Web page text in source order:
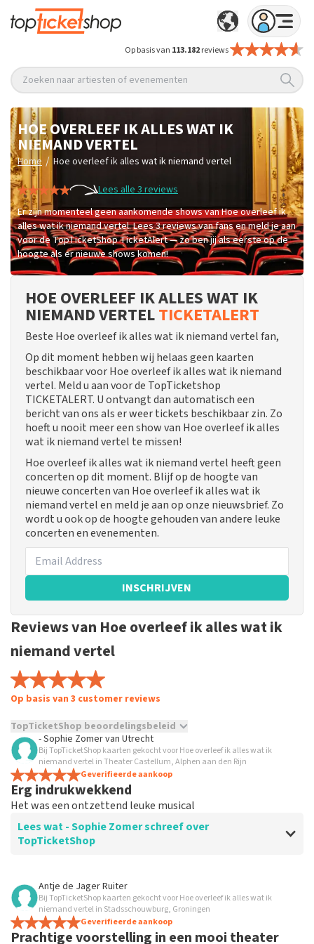
Op basis van 113.182reviews
Zoeken naar artiesten of evenementen
HOE OVERLEEF IK ALLES WAT IK
NIEMAND VERTEL
Home / Hoe overleef ik alles wat ik niemand vertel
Lees alle 3 reviews
Er zijn momenteel geen aankomende shows van Hoe overleef ik
alles wat ik niemand vertel. Lees 3 reviews van fans en meld je aan
voor de TopTicketShop TicketAlert — zo ben jij als eerste op de
hoogte als er nieuwe shows komen!
HOE OVERLEEF IK ALLES WAT IK
NIEMAND VERTELTICKETALERT
Beste Hoe overleef ik alles wat ik niemand vertel fan,
Op dit moment hebben wij helaas geen kaarten
beschikbaar voor Hoe overleef ik alles wat ik niemand
vertel. Meld u aan voor de TopTicketshop
TICKETALERT. U ontvangt dan automatisch een
bericht van ons als er weer tickets beschikbaar zin. Zo
hoeft u nooit meer een show van Hoe overleef ik alles
wat ik niemand vertel te missen!
Hoe overleef ik alles wat ik niemand vertel heeft geen
concerten op dit moment. Blijf op de hoogte van
nieuwe concerten van Hoe overleef ik alles wat ik
niemand vertel en meld je aan op onze nieuwsbrief. Zo
wordt u ook op de hoogte gehouden van andere leuke
concerten en evenementen.
INSCHRIJVEN
Reviews van Hoe overleef ik alles wat ik
niemand vertel
Op basis van 3 customer reviews
TopTicketShop beoordelingsbeleid
TopTicketShop verzamelt reviews van echte klanten. Het is
niet mogelijk om een review achter te laten als je geen
tickets hebt aangeschaft bij TopTicketShop. Reviews met
grof taalgebruik en/of onwaarheden worden niet geplaatst.
Het kan enkele weken duren voordat een review wordt
geplaatst.
- Sophie Zomervan Utrecht
Bij TopTicketShop kaarten gekocht voor Hoe overleef ik alles wat ik
niemand vertel in Theater Castellum, Alphen aan den Rijn
Geverifieerde aankoop
Erg indrukwekkend
Het was een ontzettend leuke musical
Lees wat - Sophie Zomer schreef over
TopTicketShop
Beoordeling van - Sophie Zomer over
Te duur
Antje de Jager Ruiter
Bij TopTicketShop kaarten gekocht voor Hoe overleef ik alles wat ik
niemand vertel in Stadsschouwburg, Groningen
Geverifieerde aankoop
Prachtige voorstelling in een mooi theater